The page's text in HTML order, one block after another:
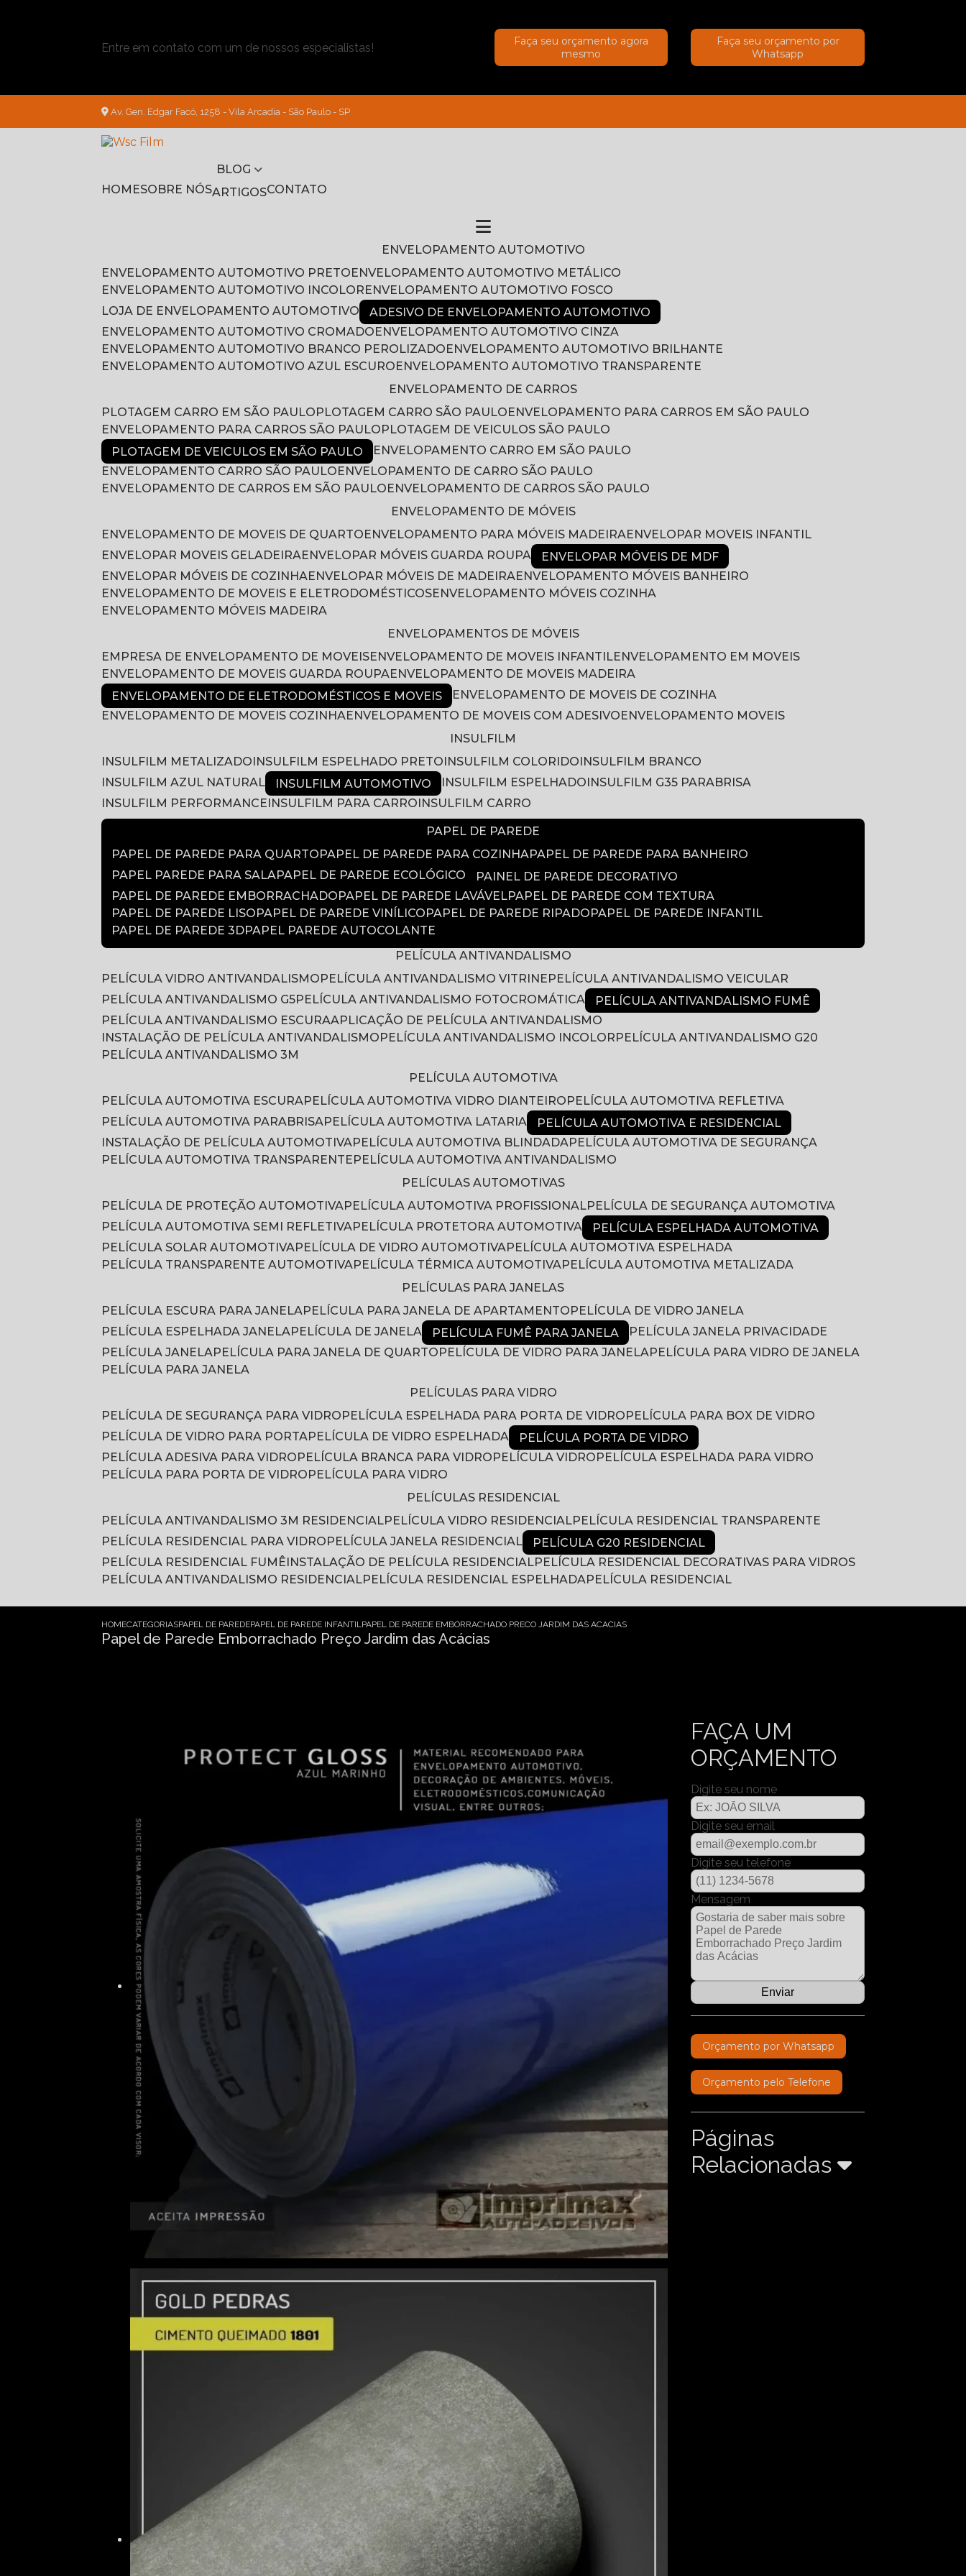
Entre em contato com um de nossos especialistas!
Faça seu orçamento agora
mesmo
Faça seu orçamento por
Whatsapp
Av. Gen. Edgar Facó, 1258 - Vila Arcadia - São Paulo - SP
HOME SOBRE NÓS
BLOG
ARTIGOS
CONTATO
ENVELOPAMENTO AUTOMOTIVO
ENVELOPAMENTO AUTOMOTIVO PRETO
ENVELOPAMENTO AUTOMOTIVO METÁLICO
ENVELOPAMENTO AUTOMOTIVO INCOLOR
ENVELOPAMENTO AUTOMOTIVO FOSCO
LOJA DE ENVELOPAMENTO AUTOMOTIVO
ADESIVO DE ENVELOPAMENTO AUTOMOTIVO
ENVELOPAMENTO AUTOMOTIVO CROMADO
ENVELOPAMENTO AUTOMOTIVO CINZA
ENVELOPAMENTO AUTOMOTIVO BRANCO PEROLIZADO
ENVELOPAMENTO AUTOMOTIVO BRILHANTE
ENVELOPAMENTO AUTOMOTIVO AZUL ESCURO
ENVELOPAMENTO AUTOMOTIVO TRANSPARENTE
ENVELOPAMENTO DE CARROS
PLOTAGEM CARRO EM SÃO PAULO
PLOTAGEM CARRO SÃO PAULO
ENVELOPAMENTO PARA CARROS EM SÃO PAULO
ENVELOPAMENTO PARA CARROS SÃO PAULO
PLOTAGEM DE VEICULOS SÃO PAULO
PLOTAGEM DE VEICULOS EM SÃO PAULO
ENVELOPAMENTO CARRO EM SÃO PAULO
ENVELOPAMENTO CARRO SÃO PAULO
ENVELOPAMENTO DE CARRO SÃO PAULO
ENVELOPAMENTO DE CARROS EM SÃO PAULO
ENVELOPAMENTO DE CARROS SÃO PAULO
ENVELOPAMENTO DE MÓVEIS
ENVELOPAMENTO DE MOVEIS DE QUARTO
ENVELOPAMENTO PARA MÓVEIS MADEIRA
ENVELOPAR MOVEIS INFANTIL
ENVELOPAR MOVEIS GELADEIRA
ENVELOPAR MÓVEIS GUARDA ROUPA
ENVELOPAR MÓVEIS DE MDF
ENVELOPAR MÓVEIS DE COZINHA
ENVELOPAR MÓVEIS DE MADEIRA
ENVELOPAMENTO MÓVEIS BANHEIRO
ENVELOPAMENTO DE MOVEIS E ELETRODOMÉSTICOS
ENVELOPAMENTO MÓVEIS COZINHA
ENVELOPAMENTO MÓVEIS MADEIRA
ENVELOPAMENTOS DE MÓVEIS
EMPRESA DE ENVELOPAMENTO DE MOVEIS
ENVELOPAMENTO DE MOVEIS INFANTIL
ENVELOPAMENTO EM MOVEIS
ENVELOPAMENTO DE MOVEIS GUARDA ROUPA
ENVELOPAMENTO DE MOVEIS MADEIRA
ENVELOPAMENTO DE ELETRODOMÉSTICOS E MOVEIS
ENVELOPAMENTO DE MOVEIS DE COZINHA
ENVELOPAMENTO DE MOVEIS COZINHA
ENVELOPAMENTO DE MOVEIS COM ADESIVO
ENVELOPAMENTO MOVEIS
INSULFILM
INSULFILM METALIZADO INSULFILM ESPELHADO PRETO INSULFILM COLORIDO INSULFILM BRANCO
INSULFILM AZUL NATURAL
INSULFILM AUTOMOTIVO INSULFILM ESPELHADO INSULFILM G35 PARABRISA
INSULFILM PERFORMANCE INSULFILM PARA CARRO INSULFILM CARRO
PAPEL DE PAREDE
PAPEL DE PAREDE PARA QUARTO
PAPEL DE PAREDE PARA COZINHA PAPEL DE PAREDE PARA BANHEIRO
PAPEL PAREDE PARA SALA PAPEL DE PAREDE ECOLÓGICO
PAINEL DE PAREDE DECORATIVO
PAPEL DE PAREDE EMBORRACHADO
PAPEL DE PAREDE LAVÁVEL PAPEL DE PAREDE COM TEXTURA
PAPEL DE PAREDE LISO
PAPEL DE PAREDE VINÍLICO PAPEL DE PAREDE RIPADO
PAPEL DE PAREDE INFANTIL
PAPEL DE PAREDE 3D PAPEL PAREDE AUTOCOLANTE
PELÍCULA ANTIVANDALISMO
PELÍCULA VIDRO ANTIVANDALISMO
PELÍCULA ANTIVANDALISMO VITRINE
PELÍCULA ANTIVANDALISMO VEICULAR
PELÍCULA ANTIVANDALISMO G5
PELÍCULA ANTIVANDALISMO FOTOCROMÁTICA
PELÍCULA ANTIVANDALISMO FUMÊ
PELÍCULA ANTIVANDALISMO ESCURA
APLICAÇÃO DE PELÍCULA ANTIVANDALISMO
INSTALAÇÃO DE PELÍCULA ANTIVANDALISMO
PELÍCULA ANTIVANDALISMO INCOLOR
PELÍCULA ANTIVANDALISMO G20
PELÍCULA ANTIVANDALISMO 3M
PELÍCULA AUTOMOTIVA
PELÍCULA AUTOMOTIVA ESCURA
PELÍCULA AUTOMOTIVA VIDRO DIANTEIRO
PELÍCULA AUTOMOTIVA REFLETIVA
PELÍCULA AUTOMOTIVA PARABRISA
PELÍCULA AUTOMOTIVA LATARIA
PELÍCULA AUTOMOTIVA E RESIDENCIAL
INSTALAÇÃO DE PELÍCULA AUTOMOTIVA
PELÍCULA AUTOMOTIVA BLINDADA
PELÍCULA AUTOMOTIVA DE SEGURANÇA
PELÍCULA AUTOMOTIVA TRANSPARENTE
PELÍCULA AUTOMOTIVA ANTIVANDALISMO
PELÍCULAS AUTOMOTIVAS
PELÍCULA DE PROTEÇÃO AUTOMOTIVA
PELÍCULA AUTOMOTIVA PROFISSIONAL
PELÍCULA DE SEGURANÇA AUTOMOTIVA
PELÍCULA AUTOMOTIVA SEMI REFLETIVA
PELÍCULA PROTETORA AUTOMOTIVA
PELÍCULA ESPELHADA AUTOMOTIVA
PELÍCULA SOLAR AUTOMOTIVA
PELÍCULA DE VIDRO AUTOMOTIVA
PELÍCULA AUTOMOTIVA ESPELHADA
PELÍCULA TRANSPARENTE AUTOMOTIVA
PELÍCULA TÉRMICA AUTOMOTIVA
PELÍCULA AUTOMOTIVA METALIZADA
PELÍCULAS PARA JANELAS
PELÍCULA ESCURA PARA JANELA
PELÍCULA PARA JANELA DE APARTAMENTO
PELÍCULA DE VIDRO JANELA
PELÍCULA ESPELHADA JANELA
PELÍCULA DE JANELA PELÍCULA FUMÊ PARA JANELA
PELÍCULA JANELA PRIVACIDADE
PELÍCULA JANELA
PELÍCULA PARA JANELA DE QUARTO PELÍCULA DE VIDRO PARA JANELA
PELÍCULA PARA VIDRO DE JANELA
PELÍCULA PARA JANELA
PELÍCULAS PARA VIDRO
PELÍCULA DE SEGURANÇA PARA VIDRO
PELÍCULA ESPELHADA PARA PORTA DE VIDRO
PELÍCULA PARA BOX DE VIDRO
PELÍCULA DE VIDRO PARA PORTA
PELÍCULA DE VIDRO ESPELHADA
PELÍCULA PORTA DE VIDRO
PELÍCULA ADESIVA PARA VIDRO
PELÍCULA BRANCA PARA VIDRO PELÍCULA VIDRO
PELÍCULA ESPELHADA PARA VIDRO
PELÍCULA PARA PORTA DE VIDRO
PELÍCULA PARA VIDRO
PELÍCULAS RESIDENCIAL
PELÍCULA ANTIVANDALISMO 3M RESIDENCIAL
PELÍCULA VIDRO RESIDENCIAL
PELÍCULA RESIDENCIAL TRANSPARENTE
PELÍCULA RESIDENCIAL PARA VIDRO
PELÍCULA JANELA RESIDENCIAL
PELÍCULA G20 RESIDENCIAL
PELÍCULA RESIDENCIAL FUMÊ INSTALAÇÃO DE PELÍCULA RESIDENCIAL
PELÍCULA RESIDENCIAL DECORATIVAS PARA VIDROS
PELÍCULA ANTIVANDALISMO RESIDENCIAL
PELÍCULA RESIDENCIAL ESPELHADA PELÍCULA RESIDENCIAL
HOMECATEGORIASPAPEL DE PAREDEPAPEL DE PAREDE INFANTILPAPEL DE PAREDE EMBORRACHADO PRECO JARDIM DAS ACACIAS
Papel de Parede Emborrachado Preço Jardim das Acácias
FAÇA UM
ORÇAMENTO
Digite seu nome
Digite seu email
Digite seu telefone
Mensagem
Orçamento por Whatsapp
Orçamento pelo Telefone
Páginas
Relacionadas